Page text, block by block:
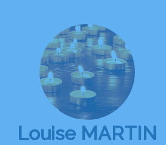
Louise MARTIN